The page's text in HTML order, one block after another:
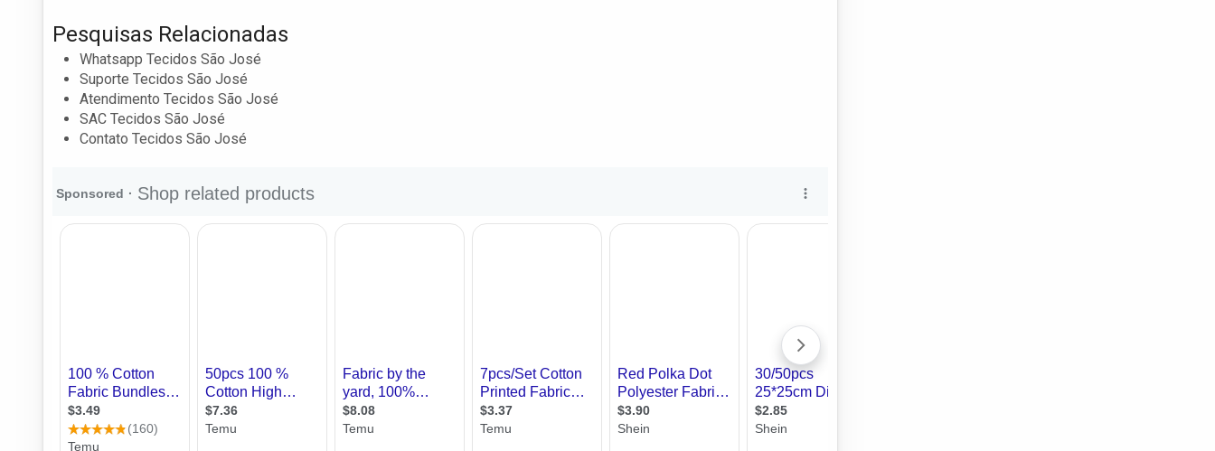
Pesquisas Relacionadas
Whatsapp Tecidos São José
Suporte Tecidos São José
Atendimento Tecidos São José
SAC Tecidos São José
Contato Tecidos São José